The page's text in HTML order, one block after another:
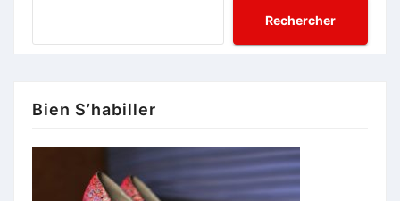
Rechercher
Bien S’habiller